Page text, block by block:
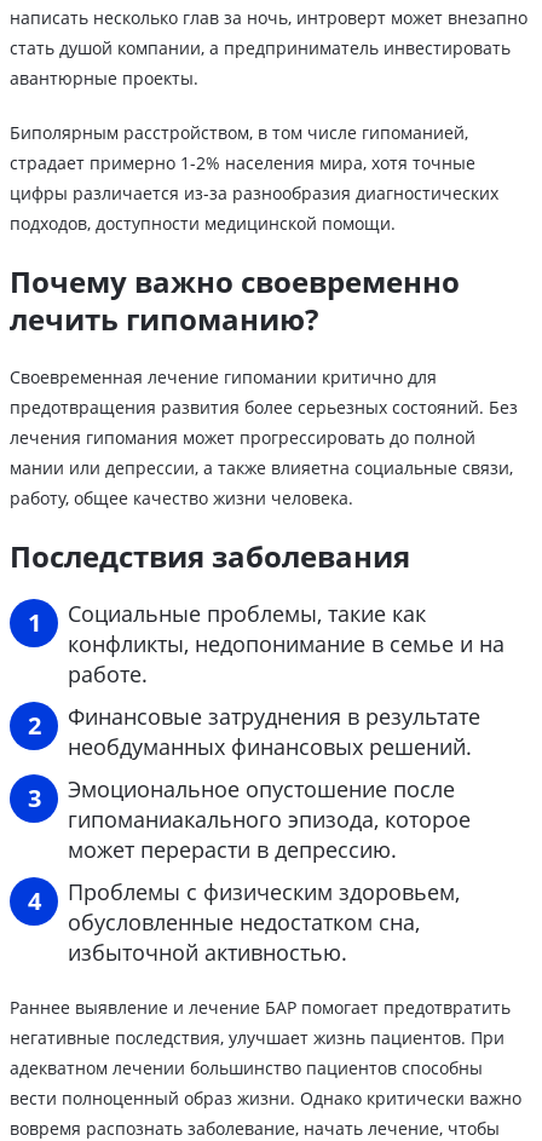
написать несколько глав за ночь, интроверт может внезапно
стать душой компании, а предприниматель инвестировать
авантюрные проекты.
Биполярным расстройством, в том числе гипоманией,
страдает примерно 1-2% населения мира, хотя точные
цифры различается из-за разнообразия диагностических
подходов, доступности медицинской помощи.
Почему важно своевременно
лечить гипоманию?
Своевременная лечение гипомании критично для
предотвращения развития более серьезных состояний. Без
лечения гипомания может прогрессировать до полной
мании или депрессии, а также влияетна социальные связи,
работу, общее качество жизни человека.
Последствия заболевания
Социальные проблемы, такие как
конфликты, недопонимание в семье и на
работе.
Финансовые затруднения в результате
необдуманных финансовых решений.
Эмоциональное опустошение после
гипоманиакального эпизода, которое
может перерасти в депрессию.
Проблемы с физическим здоровьем,
обусловленные недостатком сна,
избыточной активностью.
Раннее выявление и лечение БАР помогает предотвратить
негативные последствия, улучшает жизнь пациентов. При
адекватном лечении большинство пациентов способны
вести полноценный образ жизни. Однако критически важно
вовремя распознать заболевание, начать лечение, чтобы